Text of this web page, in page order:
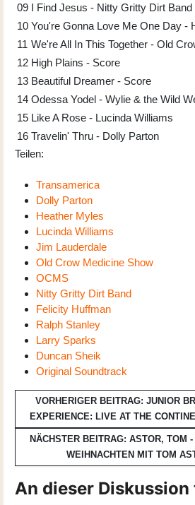
09
I Find Jesus - Nitty Gritty Dirt Band
10 You're Gonna Love Me One Day -
11 We're All In This Together - Old
12 High Plains - Score
13 Beautiful Dreamer - Score
14 Odessa Yodel - Wylie & the Wild
15 Like A Rose - Lucinda Williams
16 Travelin' Thru - Dolly Parton
Teilen:
Transamerica
Dolly Parton
Heather Myles
Lucinda Williams
Jim Lauderdale
Old Crow Medicine Show
OCMS
Nitty Gritty Dirt Band
Felicity Huffman
Ralph Stanley
Larry Sparks
Duncan Sheik
Original Soundtrack
VORHERIGER BEITRAG: JUNIOR
EXPERIENCE: LIVE AT THE
NÄCHSTER BEITRAG: ASTOR, TOM
WEIHNACHTEN MIT TOM
An dieser